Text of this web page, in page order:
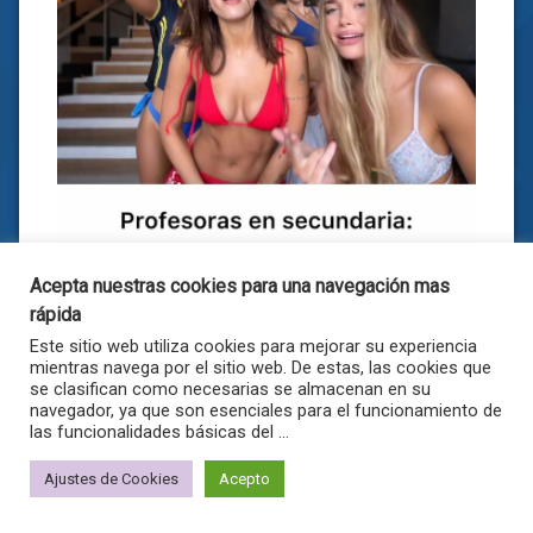
Acepta nuestras cookies para una navegación mas
rápida
Este sitio web utiliza cookies para mejorar su experiencia
mientras navega por el sitio web. De estas, las cookies que
se clasifican como necesarias se almacenan en su
navegador, ya que son esenciales para el funcionamiento de
las funcionalidades básicas del ...
Ajustes de Cookies Acepto